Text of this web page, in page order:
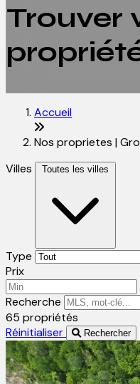
Trouver
Accueil
Nos proprietes |
Villes
Toutes les villes
Type
Prix
Recherche
65 propriétés
Réinitialiser
Rechercher